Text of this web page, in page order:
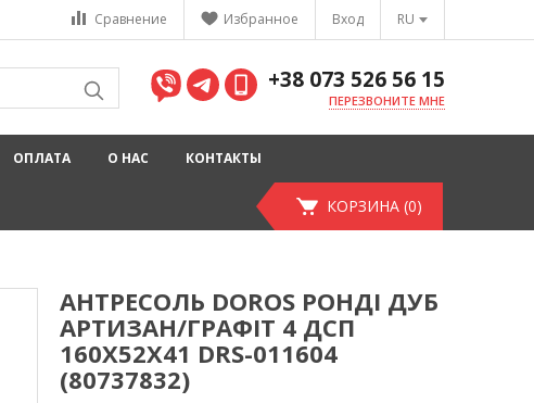
RU
Вход
Избранное
Сравнение
+38 073 526 56 15
ПЕРЕЗВОНИТЕ МНЕ
ОПЛАТА О НАС КОНТАКТЫ
КОРЗИНА (0)
АНТРЕСОЛЬ DOROS РОНДІ ДУБ
АРТИЗАН/ГРАФІТ 4 ДСП
160Х52Х41 DRS-011604
(80737832)